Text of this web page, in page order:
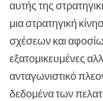
αυτής της
μια στρατηγική
σχέσεων και
εξατομικευμένες
ανταγωνιστικό
δεδομένα των